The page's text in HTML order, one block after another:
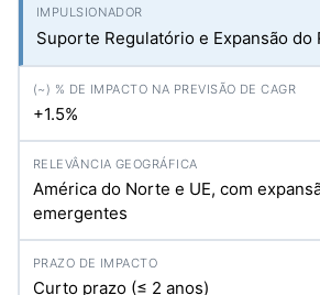
Suporte Regulatório e Expansão do
+1.5%
América do Norte e UE, com
emergentes
Curto prazo (≤ 2 anos)